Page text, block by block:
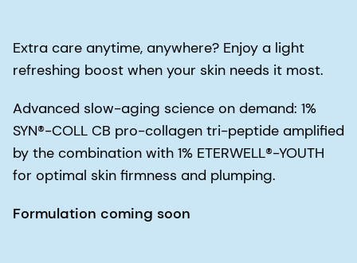
Extra care anytime, anywhere? Enjoy a light
refreshing boost when your skin needs it most.
Advanced slow-aging science on demand: 1%
SYN®-COLL CB pro-collagen tri-peptide amplified
by the combination with 1% ETERWELL®-YOUTH
for optimal skin firmness and plumping.
Formulation coming soon